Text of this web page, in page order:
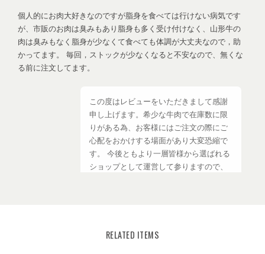
個人的にお肉大好きなのですが脂身を食べては行けない病気です
が、市販のお肉は臭みもあり脂身も多く受け付けなく、山形牛の
肉は臭みもなく脂身が少なくて食べても体調が大丈夫なので，助
かってます。 毎回，ストックが少なくなると不安なので、無くな
る前に注文してます。
この度はレビューをいただきまして感謝
申し上げます。希少な牛肉で在庫数に限
りがある為、お客様にはご注文の際にご
心配をおかけする場面があり大変恐縮で
す。 今後ともより一層皆様から選ばれる
ショップとして運営して参りますので、
RELATED ITEMS